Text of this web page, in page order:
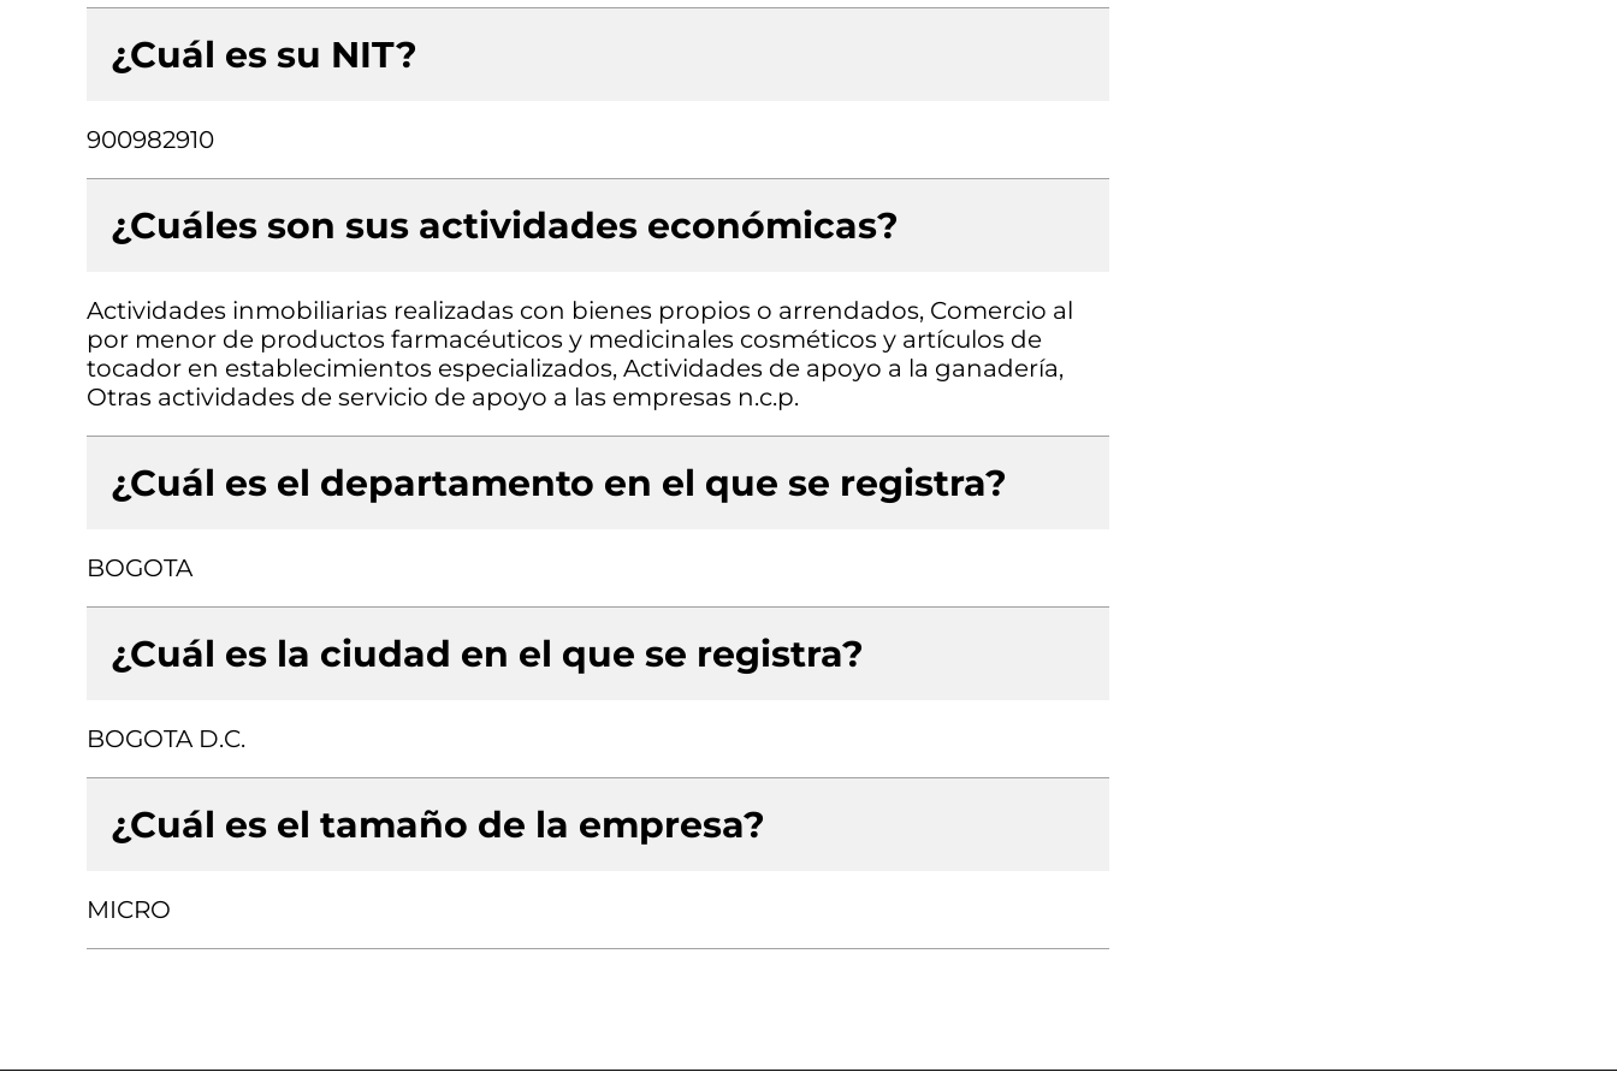
¿Cuál es su NIT?
900982910
¿Cuáles son sus actividades económicas?
Actividades inmobiliarias realizadas con bienes propios o arrendados, Comercio al
por menor de productos farmacéuticos y medicinales cosméticos y artículos de
tocador en establecimientos especializados, Actividades de apoyo a la ganadería,
Otras actividades de servicio de apoyo a las empresas n.c.p.
¿Cuál es el departamento en el que se registra?
BOGOTA
¿Cuál es la ciudad en el que se registra?
BOGOTA D.C.
¿Cuál es el tamaño de la empresa?
MICRO